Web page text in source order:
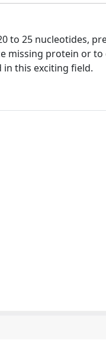
to 25 nucleotides,
missing protein or
this exciting field.